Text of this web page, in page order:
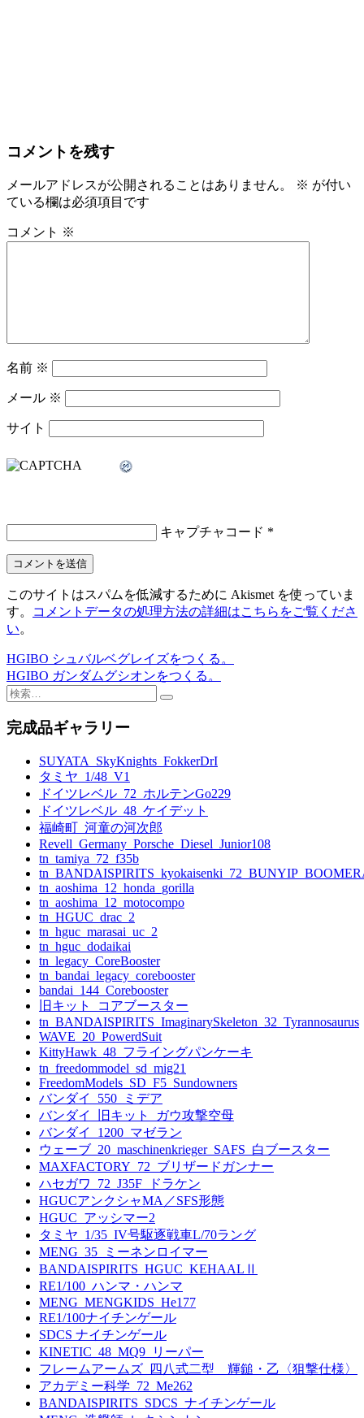
コメントを残す
メールアドレスが公開されることはありません。 ※ が付い
ている欄は必須項目です
コメント ※
名前 ※
メール ※
サイト
キャプチャコード *
このサイトはスパムを低減するために Akismet を使っていま
す。
コメントデータの処理方法の詳細はこちらをご覧くださ
い。
投
稿
ナ
ビ
HGIBO シュバルベグレイズをつくる。
HGIBO ガンダムグシオンをつくる。
検
完成品ギャラリー
SUYATA_SkyKnights_FokkerDrI
タミヤ_1/48_V1
ドイツレベル_72_ホルテンGo229
ドイツレベル_48_ケイデット
福崎町_河童の河次郎
Revell_Germany_Porsche_Diesel_Junior108
tn_tamiya_72_f35b
tn_aoshima_12_honda_gorilla
tn_aoshima_12_motocompo
tn_HGUC_drac_2
tn_hguc_marasai_uc_2
tn_hguc_dodaikai
tn_legacy_CoreBooster
tn_bandai_legacy_corebooster
bandai_144_Corebooster
旧キット_コアブースター
tn_BANDAISPIRITS_ImaginarySkeleton_32_Tyrannosaurus
WAVE_20_PowerdSuit
KittyHawk_48_フライングパンケーキ
tn_freedommodel_sd_mig21
FreedomModels_SD_F5_Sundowners
バンダイ_550_ミデア
バンダイ_旧キット_ガウ攻撃空母
バンダイ_1200_マゼラン
ウェーブ_20_maschinenkrieger_SAFS_白ブースター
MAXFACTORY_72_ブリザードガンナー
ハセガワ_72_J35F_ドラケン
HGUCアンクシャMA／SFS形態
HGUC_アッシマー2
タミヤ_1/35_IV号駆逐戦車L/70ラング
MENG_35_ミーネンロイマー
BANDAISPIRITS_HGUC_KEHAALⅡ
RE1/100_ハンマ・ハンマ
MENG_MENGKIDS_He177
RE1/100ナイチンゲール
SDCS ナイチンゲール
KINETIC_48_MQ9_リーパー
フレームアームズ_四八式二型 輝鎚・乙〈狙撃仕様〉
アカデミー科学_72_Me262
BANDAISPIRITS_SDCS_ナイチンゲール